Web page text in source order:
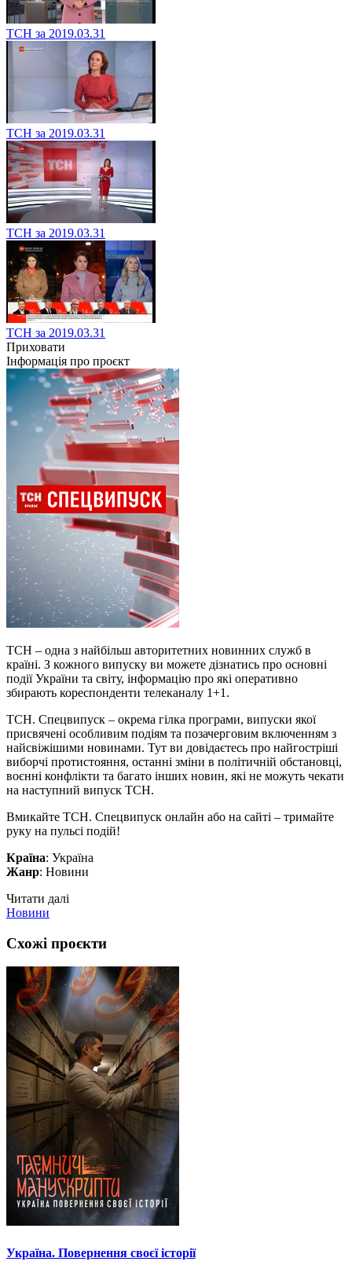
ТСН за 2019.03.31
ТСН за 2019.03.31
ТСН за 2019.03.31
ТСН за 2019.03.31
Приховати
Інформація про проєкт
ТСН – одна з найбільш авторитетних новинних служб в
країні. З кожного випуску ви можете дізнатись про основні
події України та світу, інформацію про які оперативно
збирають кореспонденти телеканалу 1+1.
ТСН. Спецвипуск – окрема гілка програми, випуски якої
присвячені особливим подіям та позачерговим включенням з
найсвіжішими новинами. Тут ви довідаєтесь про найгостріші
виборчі протистояння, останні зміни в політичній обстановці,
воєнні конфлікти та багато інших новин, які не можуть чекати
на наступний випуск ТСН.
Вмикайте ТСН. Спецвипуск онлайн або на сайті – тримайте
руку на пульсі подій!
Країна: Україна
Жанр: Новини
Читати далі
Новини
Схожі проєкти
Україна. Повернення своєї історії